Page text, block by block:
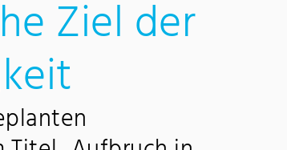
Ziel der